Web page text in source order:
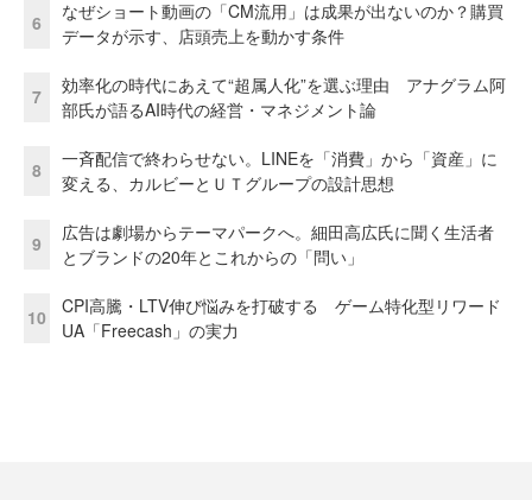
6
なぜショート動画の「CM流用」は成果が出ないのか？購買
データが示す、店頭売上を動かす条件
7
効率化の時代にあえて“超属人化”を選ぶ理由 アナグラム阿
部氏が語るAI時代の経営・マネジメント論
8
一斉配信で終わらせない。LINEを「消費」から「資産」に
変える、カルビーとＵＴグループの設計思想
9
広告は劇場からテーマパークへ。細田高広氏に聞く生活者
とブランドの20年とこれからの「問い」
10
CPI高騰・LTV伸び悩みを打破する ゲーム特化型リワード
UA「Freecash」の実力